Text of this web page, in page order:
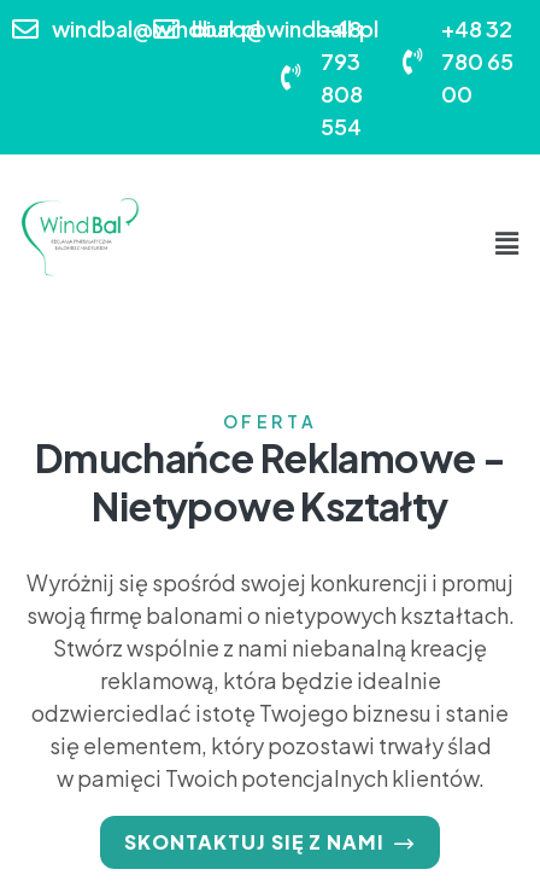
windbal@windbal.plbiuro@windball.pl
+48
793
808
554
+48 32
780 65
00
OFERTA
Dmuchańce Reklamowe -
Nietypowe Kształty
Wyróżnij się spośród swojej konkurencji i promuj
swoją firmę balonami o nietypowych kształtach.
Stwórz wspólnie z nami niebanalną kreację
reklamową, która będzie idealnie
odzwierciedlać istotę Twojego biznesu i stanie
się elementem, który pozostawi trwały ślad
w pamięci Twoich potencjalnych klientów.
SKONTAKTUJ SIĘ Z NAMI